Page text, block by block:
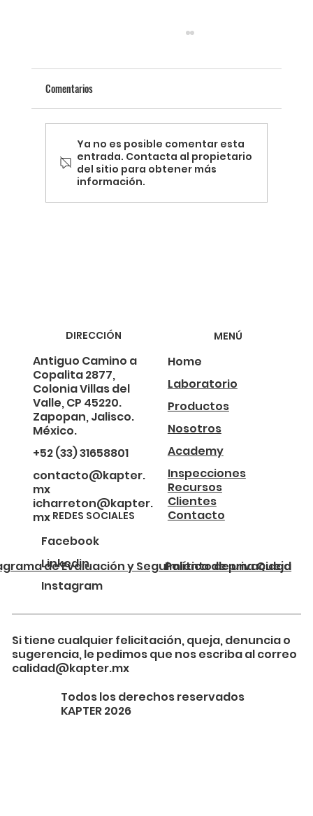
Comentarios
Ya no es posible comentar esta
entrada. Contacta al propietario
del sitio para obtener más
información.
DIRECCIÓN
Antiguo Camino a
Copalita 2877,
Colonia Villas del
Valle, CP 45220.
Zapopan, Jalisco.
México.
+52 (33) 31658801
contacto@kapter.
mx
icharreton@kapter.
mx
MENÚ
Home
Nosotros
Laboratorio
Academy
Productos
Inspecciones
Recursos
Clientes
Contacto
REDES SOCIALES
Facebook
Linkedin
Instagram
Política de privacidad
de Evaluación y Seguimiento de una Queja
Si tiene cualquier felicitación, queja, denuncia o
sugerencia, le pedimos que nos escriba al correo
calidad@kapter.mx
Todos los derechos reservados
KAPTER 2026